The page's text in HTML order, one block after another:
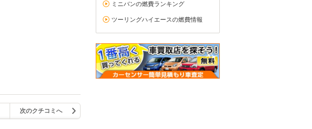
次のクチコミへ
ミニバンの燃費ランキング
ツーリングハイエースの燃費情報